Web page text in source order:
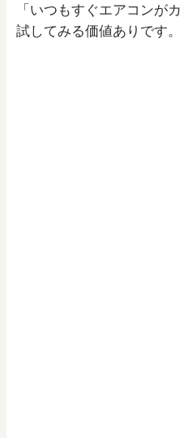
「いつもすぐエアコンが
試してみる価値ありです。